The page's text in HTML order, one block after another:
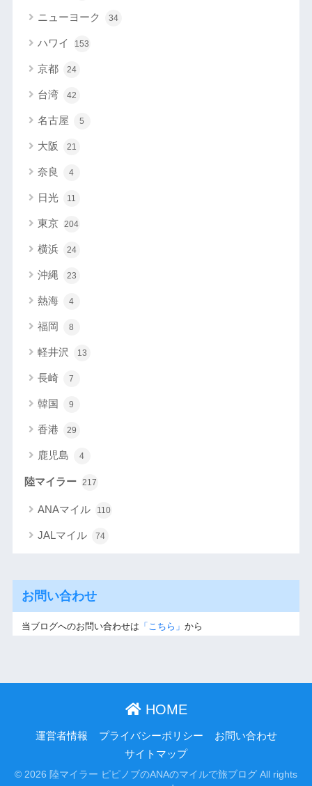
ニューヨーク 34
ハワイ 153
京都 24
台湾 42
名古屋 5
大阪 21
奈良 4
日光 11
東京 204
横浜 24
沖縄 23
熱海 4
福岡 8
軽井沢 13
長崎 7
韓国 9
香港 29
鹿児島 4
陸マイラー 217
ANAマイル 110
JALマイル 74
お問い合わせ
当ブログへのお問い合わせは 「こちら」 から
HOME
運営者情報 プライバシーポリシー
お問い合わせ
サイトマップ
© 2026 陸マイラー ピピノブのANAのマイルで旅ブログ All rights